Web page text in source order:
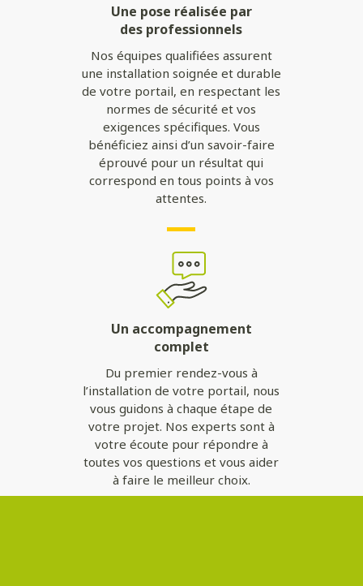
Une pose réalisée par
des professionnels
Nos équipes qualifiées assurent
une installation soignée et durable
de votre portail, en respectant les
normes de sécurité et vos
exigences spécifiques. Vous
bénéficiez ainsi d’un savoir-faire
éprouvé pour un résultat qui
correspond en tous points à vos
attentes.
Un accompagnement
complet
Du premier rendez-vous à
l’installation de votre portail, nous
vous guidons à chaque étape de
votre projet. Nos experts sont à
votre écoute pour répondre à
toutes vos questions et vous aider
à faire le meilleur choix.